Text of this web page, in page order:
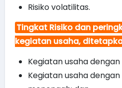
Risiko volatilitas.
Tingkat Risiko dan
kegiatan usaha,
Kegiatan usaha
Kegiatan usaha